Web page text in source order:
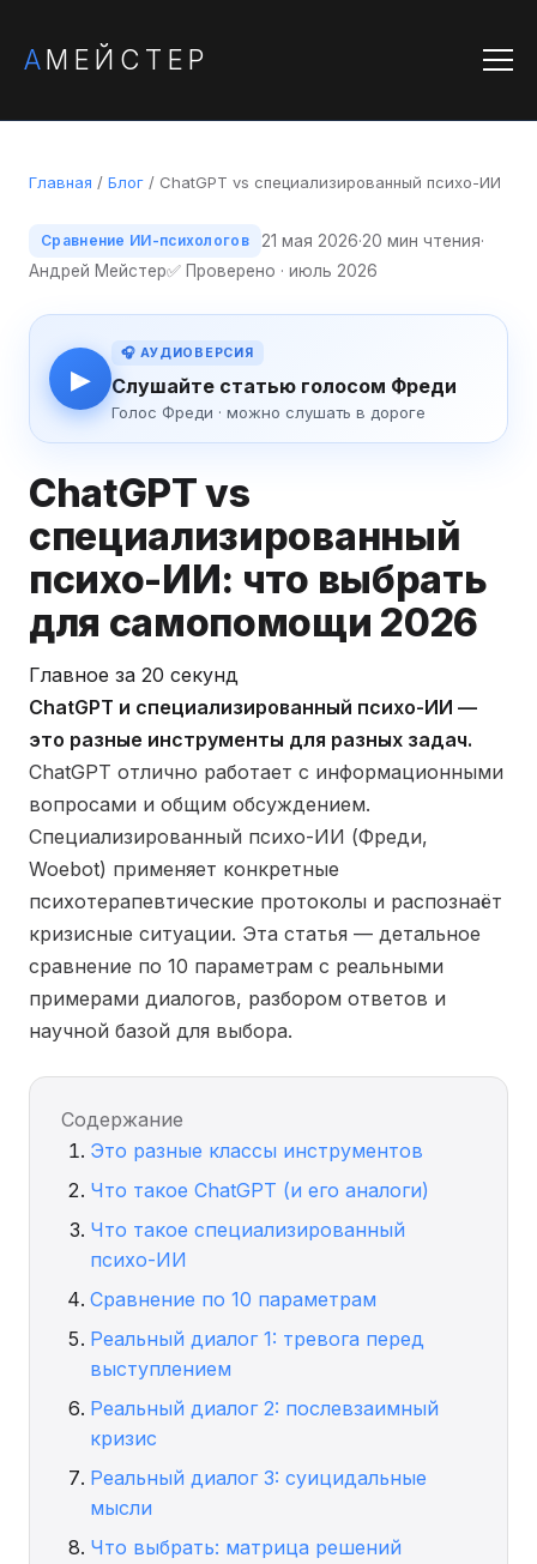
АМЕЙСТЕР
Главная / Блог / ChatGPT vs специализированный психо-ИИ
Сравнение ИИ-психологов 21 мая 2026·20 мин чтения·
Андрей Мейстер✅ Проверено · июль 2026
▶
🎧 АУДИОВЕРСИЯ
Слушайте статью голосом Фреди
Голос Фреди · можно слушать в дороге
ChatGPT vs
специализированный
психо-ИИ: что выбрать
для самопомощи 2026
Главное за 20 секунд
ChatGPT и специализированный психо-ИИ —
это разные инструменты для разных задач.
ChatGPT отлично работает с информационными
вопросами и общим обсуждением.
Специализированный психо-ИИ (Фреди,
Woebot) применяет конкретные
психотерапевтические протоколы и распознаёт
кризисные ситуации. Эта статья — детальное
сравнение по 10 параметрам с реальными
примерами диалогов, разбором ответов и
научной базой для выбора.
Содержание
Это разные классы инструментов
Что такое ChatGPT (и его аналоги)
Что такое специализированный
психо-ИИ
Сравнение по 10 параметрам
Реальный диалог 1: тревога перед
выступлением
Реальный диалог 2: послевзаимный
кризис
Реальный диалог 3: суицидальные
мысли
Что выбрать: матрица решений